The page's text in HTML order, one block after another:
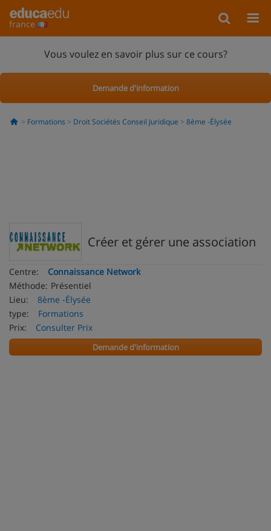
france
Vous voulez en savoir plus sur ce cours?
Demande d'information
Formations Droit Sociétés Conseil Juridique 8ème -Élysée
Créer et gérer une association
Centre:
Connaissance Network
Méthode: Présentiel
Lieu:
8ème -Élysée
type:
Formations
Prix:
Consulter Prix
Demande d'information